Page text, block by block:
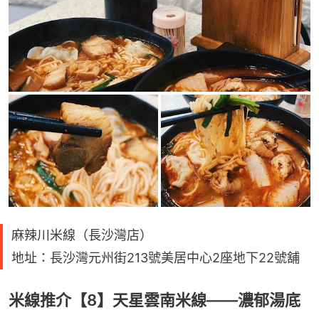
麻辣川米線（長沙灣店）
地址：長沙灣元州街213號美居中心2座地下22號舖
米線推介【8】天星雲南米線——濃郁湯底